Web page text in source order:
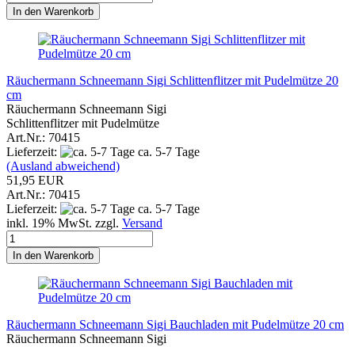
In den Warenkorb
Räuchermann Schneemann Sigi Schlittenflitzer mit Pudelmütze 20
cm
Räuchermann Schneemann Sigi
Schlittenflitzer mit Pudelmütze
Art.Nr.: 70415
Lieferzeit:
ca. 5-7 Tage
(Ausland abweichend)
51,95 EUR
Art.Nr.: 70415
Lieferzeit:
ca. 5-7 Tage
inkl. 19% MwSt. zzgl. Versand
In den Warenkorb
Räuchermann Schneemann Sigi Bauchladen mit Pudelmütze 20 cm
Räuchermann Schneemann Sigi